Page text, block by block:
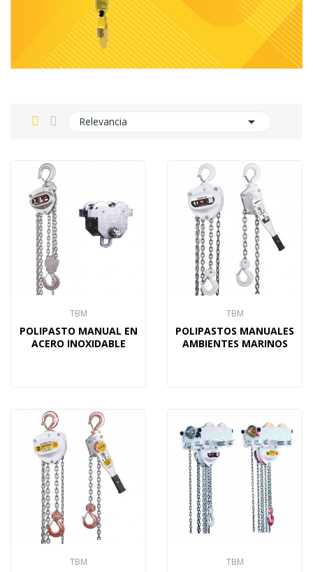
Relevancia 
TBM
POLIPASTO MANUAL EN
ACERO INOXIDABLE
TBM
POLIPASTOS MANUALES
AMBIENTES MARINOS
TBM TBM